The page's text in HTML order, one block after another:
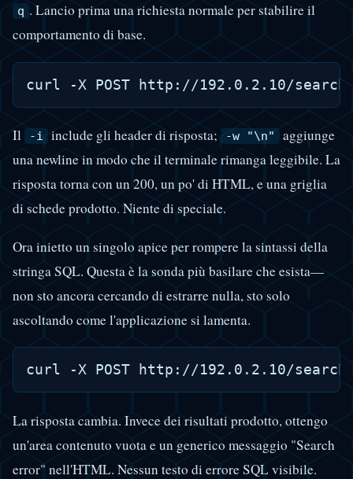
q . Lancio prima una richiesta normale per stabilire il
comportamento di base.
Il -i include gli header di risposta; -w "\n"
aggiunge
una newline in modo che il terminale rimanga leggibile. La
risposta torna con un 200, un po' di HTML, e una griglia
di schede prodotto. Niente di speciale.
Ora inietto un singolo apice per rompere la sintassi della
stringa SQL. Questa è la sonda più basilare che esista—
non sto ancora cercando di estrarre nulla, sto solo
ascoltando come l'applicazione si lamenta.
La risposta cambia. Invece dei risultati prodotto, ottengo
un'area contenuto vuota e un generico messaggio "Search
error" nell'HTML. Nessun testo di errore SQL visibile.